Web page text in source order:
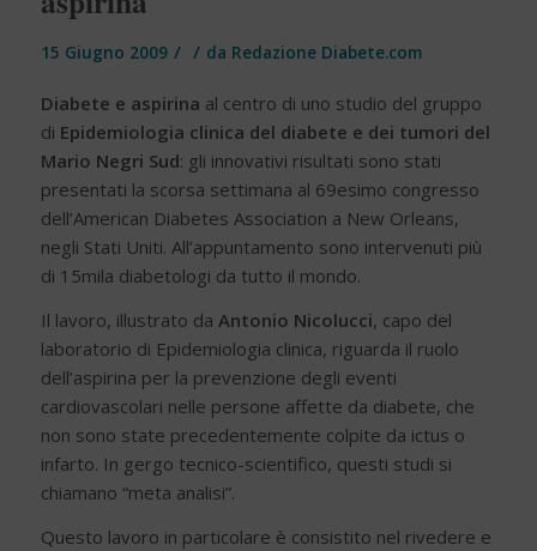
15 Giugno 2009 / / da Redazione Diabete.com
Diabete e aspirina al centro di uno studio del gruppo
di Epidemiologia clinica del diabete e dei tumori del
Mario Negri Sud: gli innovativi risultati sono stati
presentati la scorsa settimana al 69esimo congresso
dell’American Diabetes Association a New Orleans,
negli Stati Uniti. All’appuntamento sono intervenuti più
di 15mila diabetologi da tutto il mondo.
Il lavoro, illustrato da Antonio Nicolucci, capo del
laboratorio di Epidemiologia clinica, riguarda il ruolo
dell’aspirina per la prevenzione degli eventi
cardiovascolari nelle persone affette da diabete, che
non sono state precedentemente colpite da ictus o
infarto. In gergo tecnico-scientifico, questi studi si
chiamano “meta analisi”.
Questo lavoro in particolare è consistito nel rivedere e